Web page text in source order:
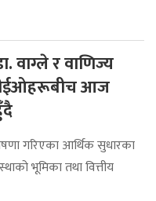
वाग्ले र वाणिज्य
आज
गरिएका आर्थिक सुधारका
भूमिका तथा वित्तीय